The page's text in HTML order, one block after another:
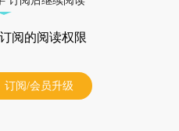
阅的阅读权限
订阅/会员升级